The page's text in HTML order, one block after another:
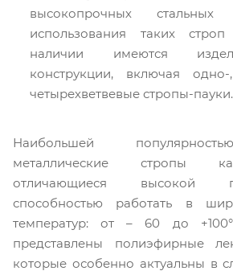
высокопрочных
использования таких
наличии имеются
конструкции, включая
четырехветвевые стропы-пауки.
Наибольшей
металлические стропы
отличающиеся высокой
способностью работать в
температур: от – 60 до
представлены полиэфирные
которые особенно актуальны в